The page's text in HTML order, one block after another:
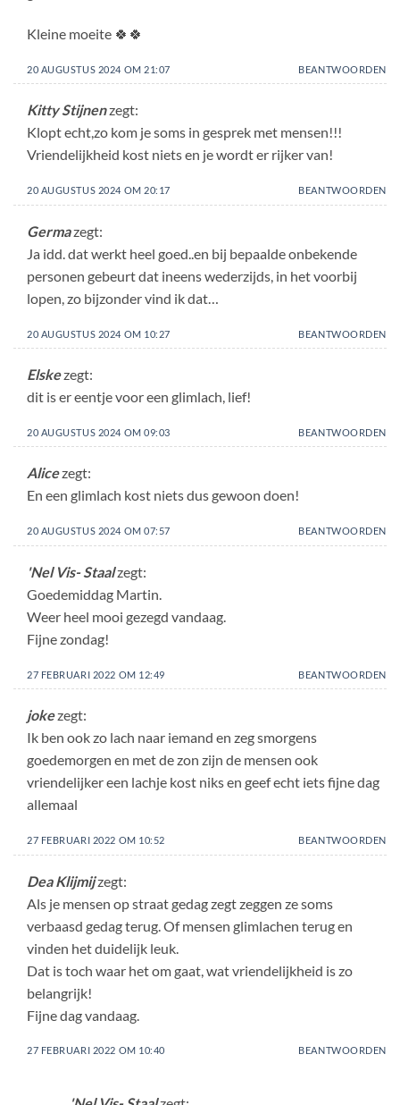
Kleine moeite 🍀🍀
20 AUGUSTUS 2024 OM 21:07 BEANTWOORDEN
Kitty Stijnenzegt:
Klopt echt,zo kom je soms in gesprek met mensen!!!
Vriendelijkheid kost niets en je wordt er rijker van!
20 AUGUSTUS 2024 OM 20:17 BEANTWOORDEN
Germazegt:
Ja idd. dat werkt heel goed..en bij bepaalde onbekende
personen gebeurt dat ineens wederzijds, in het voorbij
lopen, zo bijzonder vind ik dat…
20 AUGUSTUS 2024 OM 10:27 BEANTWOORDEN
Elskezegt:
dit is er eentje voor een glimlach, lief!
20 AUGUSTUS 2024 OM 09:03 BEANTWOORDEN
Alicezegt:
En een glimlach kost niets dus gewoon doen!
20 AUGUSTUS 2024 OM 07:57 BEANTWOORDEN
'Nel Vis- Staalzegt:
Goedemiddag Martin.
Weer heel mooi gezegd vandaag.
Fijne zondag!
27 FEBRUARI 2022 OM 12:49 BEANTWOORDEN
jokezegt:
Ik ben ook zo lach naar iemand en zeg smorgens
goedemorgen en met de zon zijn de mensen ook
vriendelijker een lachje kost niks en geef echt iets fijne dag
allemaal
27 FEBRUARI 2022 OM 10:52 BEANTWOORDEN
Dea Klijmijzegt:
Als je mensen op straat gedag zegt zeggen ze soms
verbaasd gedag terug. Of mensen glimlachen terug en
vinden het duidelijk leuk.
Dat is toch waar het om gaat, wat vriendelijkheid is zo
belangrijk!
Fijne dag vandaag.
27 FEBRUARI 2022 OM 10:40 BEANTWOORDEN